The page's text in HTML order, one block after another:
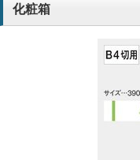
長年利用していてお客様か
毎年同じものにしている。
昨年と同じカレンダー
化粧箱